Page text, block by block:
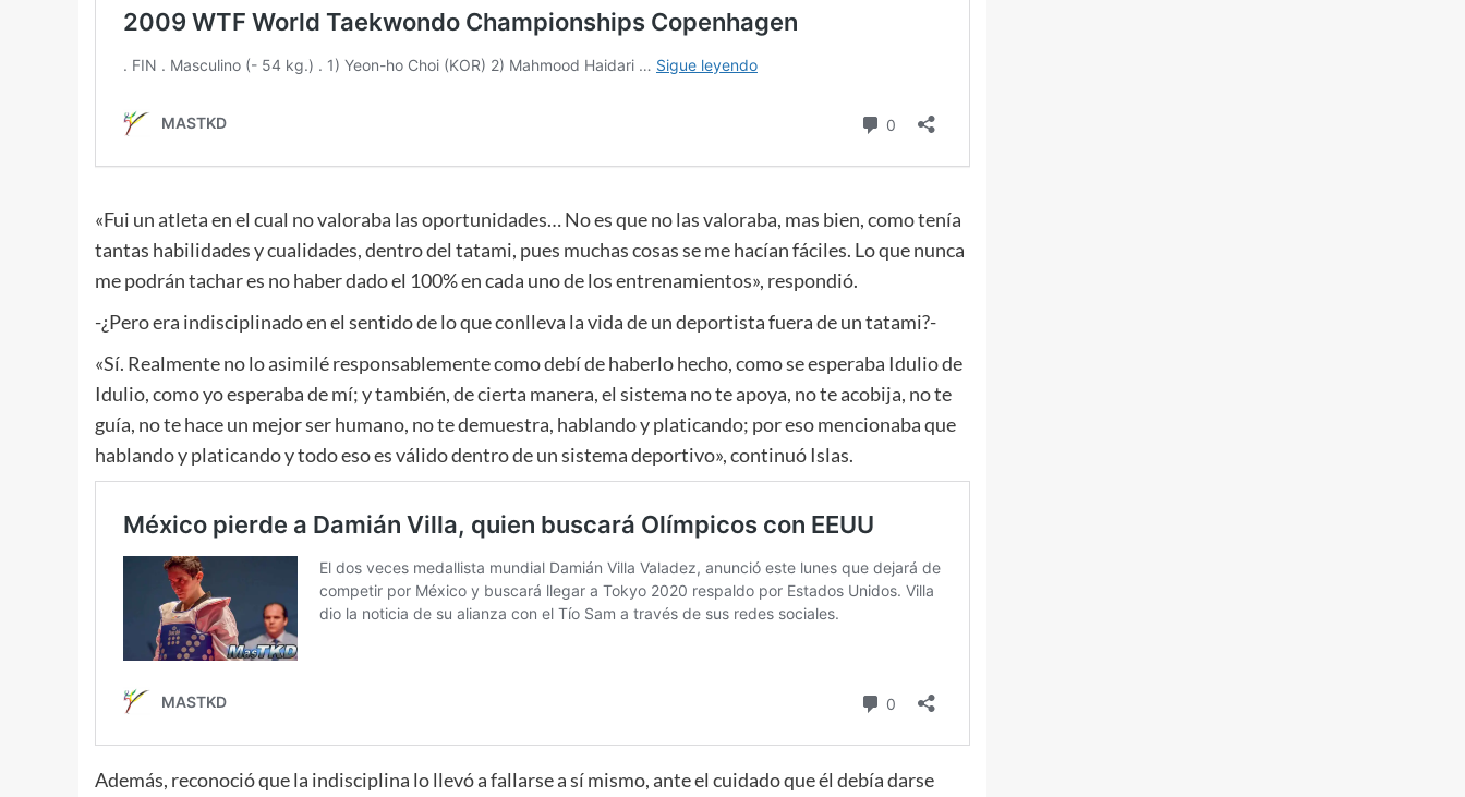
«Fui un atleta en el cual no valoraba las oportunidades… No es que no las valoraba, mas bien, como tenía
tantas habilidades y cualidades, dentro del tatami, pues muchas cosas se me hacían fáciles. Lo que nunca
me podrán tachar es no haber dado el 100% en cada uno de los entrenamientos», respondió.
-¿Pero era indisciplinado en el sentido de lo que conlleva la vida de un deportista fuera de un tatami?-
«Sí. Realmente no lo asimilé responsablemente como debí de haberlo hecho, como se esperaba Idulio de
Idulio, como yo esperaba de mí; y también, de cierta manera, el sistema no te apoya, no te acobija, no te
guía, no te hace un mejor ser humano, no te demuestra, hablando y platicando; por eso mencionaba que
hablando y platicando y todo eso es válido dentro de un sistema deportivo», continuó Islas.
Además, reconoció que la indisciplina lo llevó a fallarse a sí mismo, ante el cuidado que él debía darse